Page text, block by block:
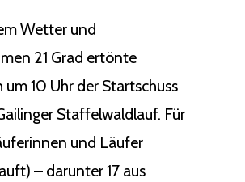
Wetter und
21 Grad ertönte
um 10 Uhr der Startschuss
Staffelwaldlauf. Für
und Läufer
– darunter 17 aus